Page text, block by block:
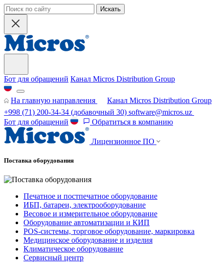
Искать
Бот для обращений Канал Micros Distribution Group
На главную направления
Канал Micros Distribution Group
+998 (71) 200-34-34 (добавочный 30) software@micros.uz
Бот для обращений
Обратиться в компанию
Лицензионное ПО
Поставка оборудования
Печатное и постпечатное оборудование
ИБП, батареи, электрооборудование
Весовое и измерительное оборудование
Оборудование автоматизации и КИП
POS-системы, торговое оборудование, маркировка
Медицинское оборудование и изделия
Климатическое оборудование
Сервисный центр